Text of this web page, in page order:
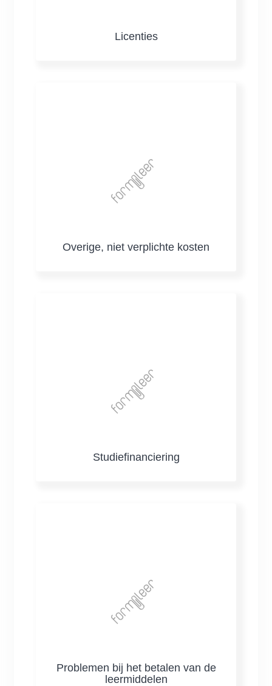
Licenties
Overige, niet verplichte kosten
Studiefinanciering
Problemen bij het betalen van de
leermiddelen